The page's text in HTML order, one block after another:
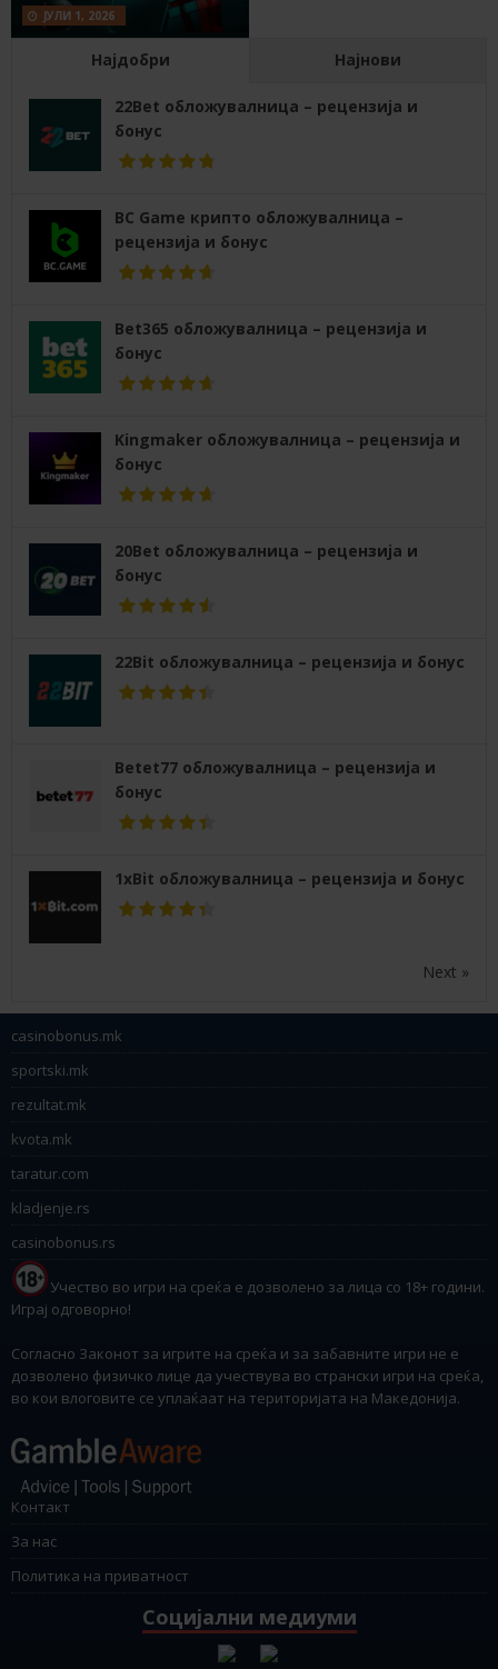
ЈУЛИ 1, 2026
Најдобри Најнови
22Bet обложувалница – рецензија и
бонус
BC Game крипто обложувалница –
рецензија и бонус
Bet365 обложувалница – рецензија и
бонус
Kingmaker обложувалница – рецензија и
бонус
20Bet обложувалница – рецензија и
бонус
22Bit обложувалница – рецензија и бонус
Betet77 обложувалница – рецензија и
бонус
1xBit обложувалница – рецензија и бонус
Next »
casinobonus.mk
sportski.mk
rezultat.mk
kvota.mk
taratur.com
kladjenje.rs
casinobonus.rs
Учество во игри на среќа е дозволено за лица со 18+ години.
Играј одговорно!
Согласно Законот за игрите на среќа и за забавните игри не е
дозволено физичко лице да учествува во странски игри на среќа,
во кои влоговите се уплаќаат на територијата на Македонија.
Контакт
За нас
Политика на приватност
Социјални медиуми